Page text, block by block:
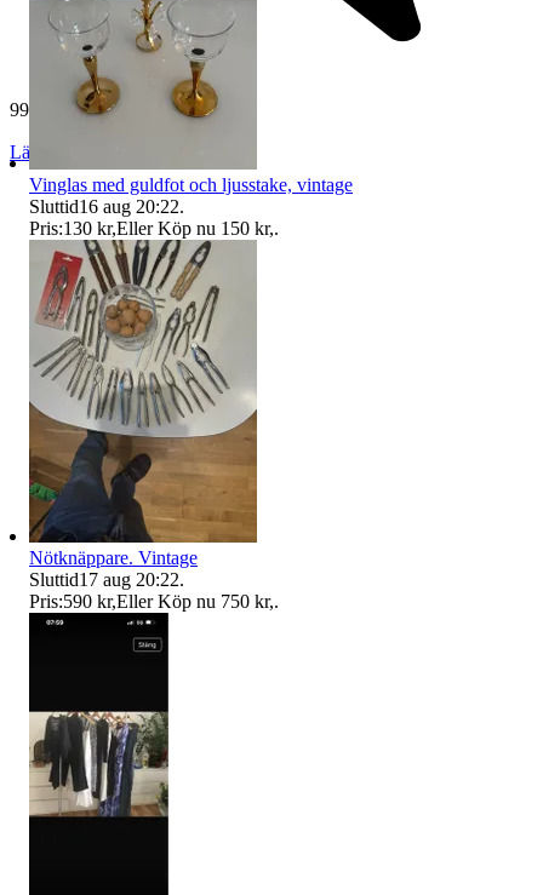
994 omdömen
Läs omdömen
Vinglas med guldfot och ljusstake, vintage
Sluttid16 aug 20:22.
Pris:130 kr,Eller Köp nu 150 kr,.
Nötknäppare. Vintage
Sluttid17 aug 20:22.
Pris:590 kr,Eller Köp nu 750 kr,.